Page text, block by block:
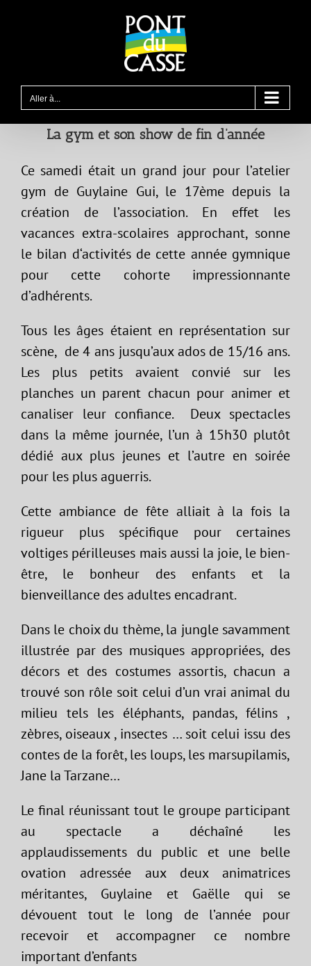
Aller à...
La gym et son show de fin d’année
Ce samedi était un grand jour pour l’atelier
gym de Guylaine Gui, le 17ème depuis la
création de l’association. En effet les
vacances extra-scolaires approchant, sonne
le bilan d‘activités de cette année gymnique
pour cette cohorte impressionnante
d’adhérents.
Tous les âges étaient en représentation sur
scène, de 4 ans jusqu’aux ados de 15/16 ans.
Les plus petits avaient convié sur les
planches un parent chacun pour animer et
canaliser leur confiance. Deux spectacles
dans la même journée, l’un à 15h30 plutôt
dédié aux plus jeunes et l’autre en soirée
pour les plus aguerris.
Cette ambiance de fête alliait à la fois la
rigueur plus spécifique pour certaines
voltiges périlleuses mais aussi la joie, le bien-
être, le bonheur des enfants et la
bienveillance des adultes encadrant.
Dans le choix du thème, la jungle savamment
illustrée par des musiques appropriées, des
décors et des costumes assortis, chacun a
trouvé son rôle soit celui d’un vrai animal du
milieu tels les éléphants, pandas, félins ,
zèbres, oiseaux , insectes … soit celui issu des
contes de la forêt, les loups, les marsupilamis,
Jane la Tarzane…
Le final réunissant tout le groupe participant
au spectacle a déchaîné les
applaudissements du public et une belle
ovation adressée aux deux animatrices
méritantes, Guylaine et Gaëlle qui se
dévouent tout le long de l’année pour
recevoir et accompagner ce nombre
important d’enfants